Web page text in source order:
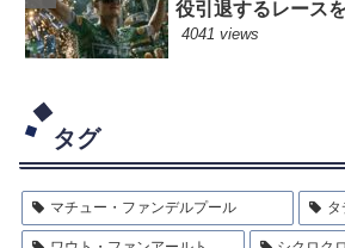
役引退するレース
4041 views
タグ
マチュー・ファンデルプール タ